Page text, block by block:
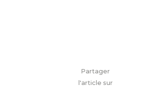
Partager
l'article sur